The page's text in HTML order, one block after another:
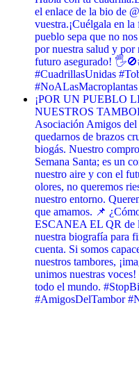
el enlace de la bio de
vuestra. ​¡Cuélgala en
pueblo sepa que no
por nuestra salud y por
futuro asegurado! 🖐️🚫
#CuadrillasUnidas
#NoALasMacroplantas
¡POR UN PUEBLO
NUESTROS
Asociación Amigos
quedarnos de brazos
biogás. Nuestro
Semana Santa; es un
nuestro aire y con el
olores, no queremos
nuestro entorno.
que amamos. 📌
ESCANEA EL QR de
nuestra biografía para
cuenta. Si somos
nuestros tambores,
unimos nuestras
todo el mundo.
#AmigosDelTambor